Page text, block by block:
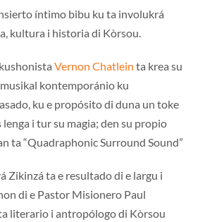
íntimo bibu ku ta involukrá
kultura i historia di Kòrsou.
Vernon Chatlein ta krea su
kontemporánio ku
ku e propósito di duna un toke
lenga i tur su magia; den su propio
ta “Quadraphonic Surround Sound”
Zikinzá ta e resultado di e largu i
di e Pastor Misionero Paul
literario i antropólogo di Kòrsou